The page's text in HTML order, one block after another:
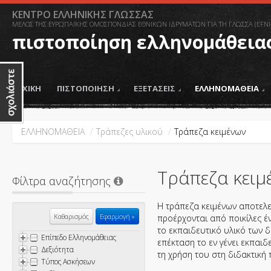
ΚΕΝΤΡΟ ΕΛΛΗΝΙΚΗΣ ΓΛΩΣΣΑΣ
ΜΕΛΟΣ ΤΗΣ ΕΥΡΩΠΑΪΚΗΣ ΟΜΟΣΠΟΝΔΙΑΣ ΕΘΝΙΚΩΝ ΙΔΡΥΜΑΤΩΝ ΓΙΑ ΤΗ ΓΛΩΣΣΑ
πιστοποίηση
ΑΡΧΙΚΗ ΠΙΣΤΟΠΟΙΗΣΗ ΕΞΕΤΑΣΕΙΣ ΕΛΛΗΝΟΜΑΘΕΙΑ
ΕΛΛΗΝΟΜΑΘΕΙΑ / Τράπεζες υλικού / Tράπεζα κειμένων
Φίλτρα αναζήτησης
Καθαρισμός
Επίπεδο Ελληνομάθειας
Δεξιότητα
Τύπος Ασκήσεων
Tράπεζα
Η τράπεζα κειμένων
προέρχονται από ποικίλες
το εκπαιδευτικό υλικό των
επέκταση το εν γένει
τη χρήση του στη